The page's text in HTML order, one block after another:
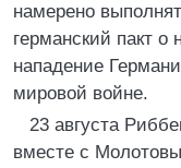
намерено
германский пакт
нападение
мировой войне.
23 августа
вместе с